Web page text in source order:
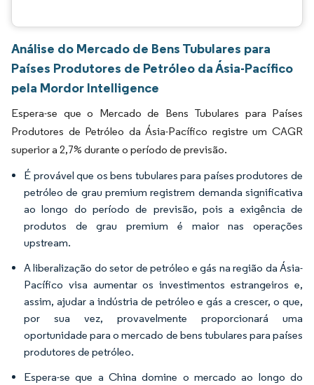
Análise do Mercado de Bens Tubulares para
Países Produtores de Petróleo da Ásia-Pacífico
pela Mordor Intelligence
Espera-se que o Mercado de Bens Tubulares para Países
Produtores de Petróleo da Ásia-Pacífico registre um CAGR
superior a 2,7% durante o período de previsão.
É provável que os bens tubulares para países produtores de
petróleo de grau premium registrem demanda significativa
ao longo do período de previsão, pois a exigência de
produtos de grau premium é maior nas operações
upstream.
A liberalização do setor de petróleo e gás na região da Ásia-
Pacífico visa aumentar os investimentos estrangeiros e,
assim, ajudar a indústria de petróleo e gás a crescer, o que,
por sua vez, provavelmente proporcionará uma
oportunidade para o mercado de bens tubulares para países
produtores de petróleo.
Espera-se que a China domine o mercado ao longo do